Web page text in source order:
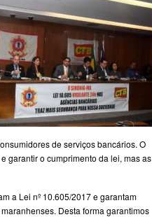
de serviços bancários. O
garantir o cumprimento da lei, mas as
a Lei nº 10.605/2017 e garantam
Desta forma garantimos